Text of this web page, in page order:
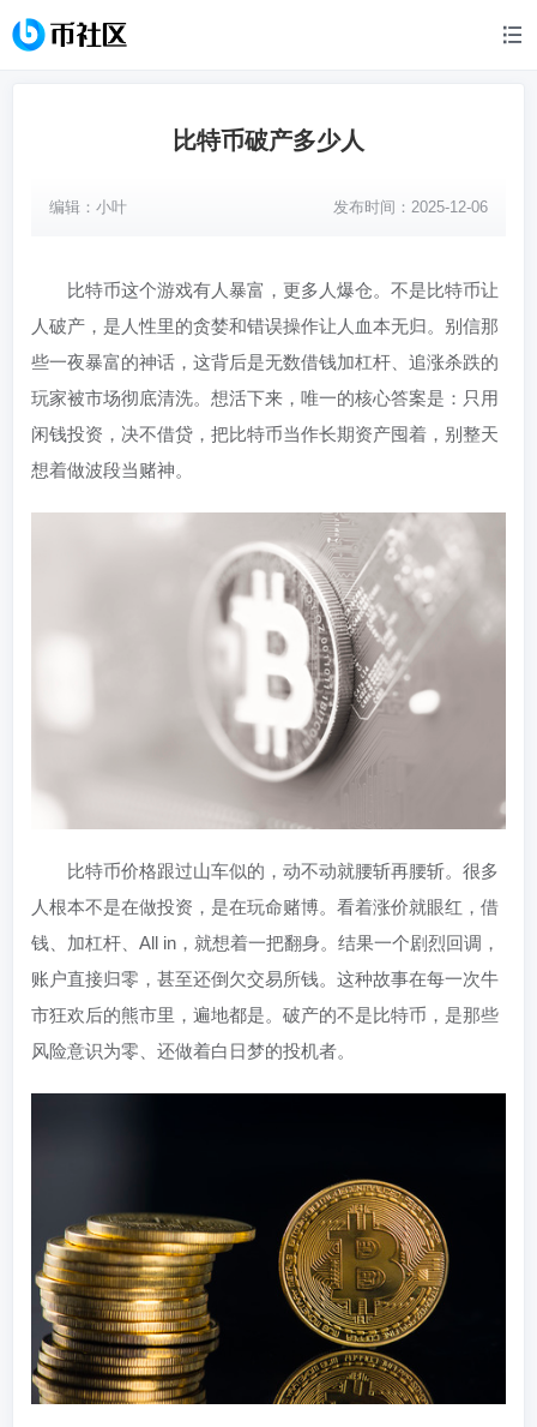
比特币破产多少人
编辑： 小叶 发布时间：2025-12-06
比特币这个游戏有人暴富，更多人爆仓。不是比特币让
人破产，是人性里的贪婪和错误操作让人血本无归。别信那
些一夜暴富的神话，这背后是无数借钱加杠杆、追涨杀跌的
玩家被市场彻底清洗。想活下来，唯一的核心答案是：只用
闲钱投资，决不借贷，把比特币当作长期资产囤着，别整天
想着做波段当赌神。
比特币价格跟过山车似的，动不动就腰斩再腰斩。很多
人根本不是在做投资，是在玩命赌博。看着涨价就眼红，借
钱、加杠杆、All in，就想着一把翻身。结果一个剧烈回调，
账户直接归零，甚至还倒欠交易所钱。这种故事在每一次牛
市狂欢后的熊市里，遍地都是。破产的不是比特币，是那些
风险意识为零、还做着白日梦的投机者。